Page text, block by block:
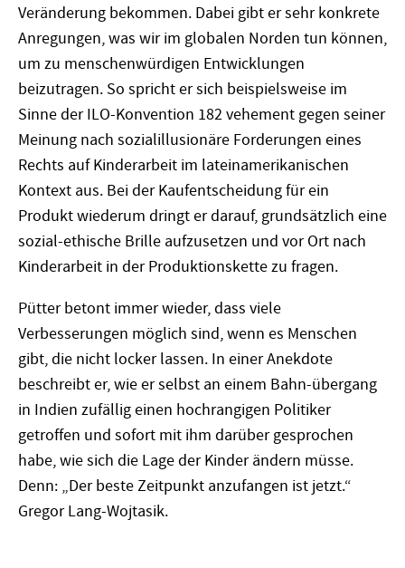
Veränderung bekommen. Dabei gibt er sehr konkrete
Anregungen, was wir im globalen Norden tun können,
um zu menschenwürdigen Entwicklungen
beizutragen. So spricht er sich beispielsweise im
Sinne der ILO-Konvention 182 vehement gegen seiner
Meinung nach sozialillusionäre Forderungen eines
Rechts auf Kinderarbeit im lateinamerikanischen
Kontext aus. Bei der Kaufentscheidung für ein
Produkt wiederum dringt er darauf, grundsätzlich eine
sozial-ethische Brille aufzusetzen und vor Ort nach
Kinderarbeit in der Produktionskette zu fragen.
Pütter betont immer wieder, dass viele
Verbesserungen möglich sind, wenn es Menschen
gibt, die nicht locker lassen. In einer Anekdote
beschreibt er, wie er selbst an einem Bahn-übergang
in Indien zufällig einen hochrangigen Politiker
getroffen und sofort mit ihm darüber gesprochen
habe, wie sich die Lage der Kinder ändern müsse.
Denn: „Der beste Zeitpunkt anzufangen ist jetzt.“
Gregor Lang-Wojtasik.